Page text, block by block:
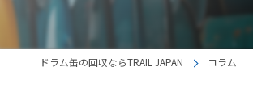
ドラム缶の回収ならTRAIL JAPAN コラム